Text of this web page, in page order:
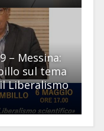
– Messina:
sul tema
Liberalismo